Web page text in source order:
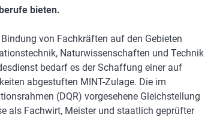
bieten.
von Fachkräften auf den Gebieten
Naturwissenschaften und Technik
bedarf es der Schaffung einer auf
abgestuften MINT-Zulage. Die im
(DQR) vorgesehene Gleichstellung
als Fachwirt, Meister und staatlich geprüfter